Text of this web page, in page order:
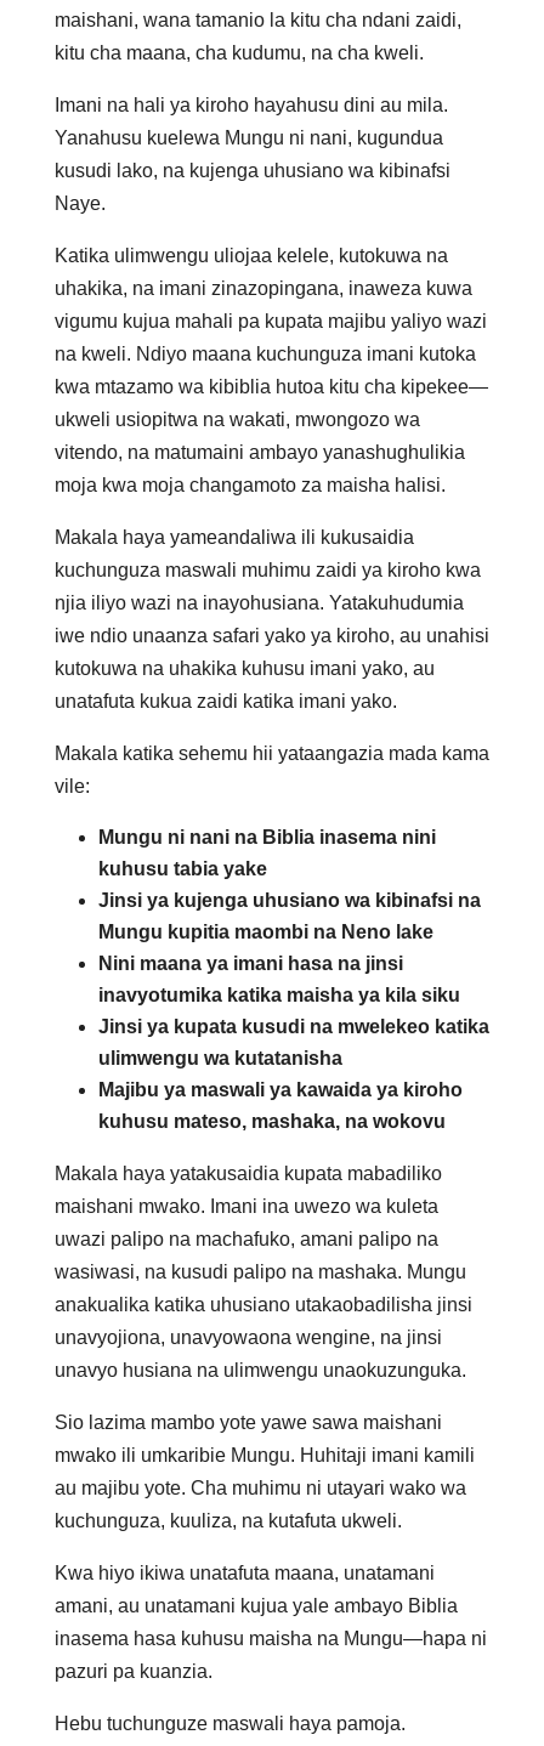
maishani, wana tamanio la kitu cha ndani zaidi,
kitu cha maana, cha kudumu, na cha kweli.
Imani na hali ya kiroho hayahusu dini au mila.
Yanahusu kuelewa Mungu ni nani, kugundua
kusudi lako, na kujenga uhusiano wa kibinafsi
Naye.
Katika ulimwengu uliojaa kelele, kutokuwa na
uhakika, na imani zinazopingana, inaweza kuwa
vigumu kujua mahali pa kupata majibu yaliyo wazi
na kweli. Ndiyo maana kuchunguza imani kutoka
kwa mtazamo wa kibiblia hutoa kitu cha kipekee—
ukweli usiopitwa na wakati, mwongozo wa
vitendo, na matumaini ambayo yanashughulikia
moja kwa moja changamoto za maisha halisi.
Makala haya yameandaliwa ili kukusaidia
kuchunguza maswali muhimu zaidi ya kiroho kwa
njia iliyo wazi na inayohusiana. Yatakuhudumia
iwe ndio unaanza safari yako ya kiroho, au unahisi
kutokuwa na uhakika kuhusu imani yako, au
unatafuta kukua zaidi katika imani yako.
Makala katika sehemu hii yataangazia mada kama
vile:
Mungu ni nani na Biblia inasema nini
kuhusu tabia yake
Jinsi ya kujenga uhusiano wa kibinafsi na
Mungu kupitia maombi na Neno lake
Nini maana ya imani hasa na jinsi
inavyotumika katika maisha ya kila siku
Jinsi ya kupata kusudi na mwelekeo katika
ulimwengu wa kutatanisha
Majibu ya maswali ya kawaida ya kiroho
kuhusu mateso, mashaka, na wokovu
Makala haya yatakusaidia kupata mabadiliko
maishani mwako. Imani ina uwezo wa kuleta
uwazi palipo na machafuko, amani palipo na
wasiwasi, na kusudi palipo na mashaka. Mungu
anakualika katika uhusiano utakaobadilisha jinsi
unavyojiona, unavyowaona wengine, na jinsi
unavyo husiana na ulimwengu unaokuzunguka.
Sio lazima mambo yote yawe sawa maishani
mwako ili umkaribie Mungu. Huhitaji imani kamili
au majibu yote. Cha muhimu ni utayari wako wa
kuchunguza, kuuliza, na kutafuta ukweli.
Kwa hiyo ikiwa unatafuta maana, unatamani
amani, au unatamani kujua yale ambayo Biblia
inasema hasa kuhusu maisha na Mungu—hapa ni
pazuri pa kuanzia.
Hebu tuchunguze maswali haya pamoja.